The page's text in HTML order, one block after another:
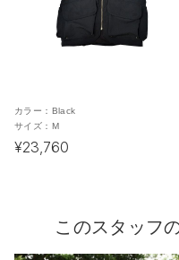
カラー： Black
サイズ： M
¥23,760
このスタッフ